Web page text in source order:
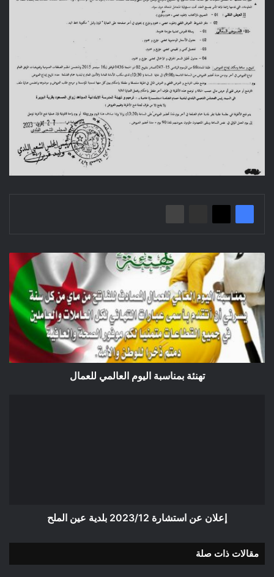
بمناسبة
اليوم
العالمي
للعمال
تهنئة بمناسبة اليوم العالمي للعمال
إعلان عن استشارة 2023/12 بلدية عين الملح
مقالات ذات صلة